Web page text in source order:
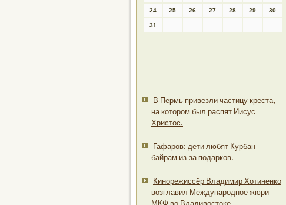
24 25 26 27 28 29 30
31
В Пермь привезли частицу креста,
на котором был распят Иисус
Христос.
Гафаров: дети любят Курбан-
байрам из-за подарков.
Кинорежиссёр Владимир Хотиненко
возглавил Международное жюри